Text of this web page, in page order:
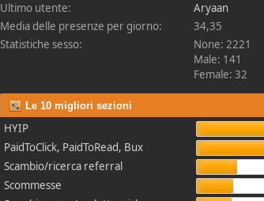
Ultimo utente:
Aryaan
Media delle presenze per giorno:
34,35
Statistiche sesso:
None: 2221
Male: 141
Female: 32
Le 10 migliori sezioni
HYIP
PaidToClick, PaidToRead, Bux
Scambio/ricerca referral
Scommesse